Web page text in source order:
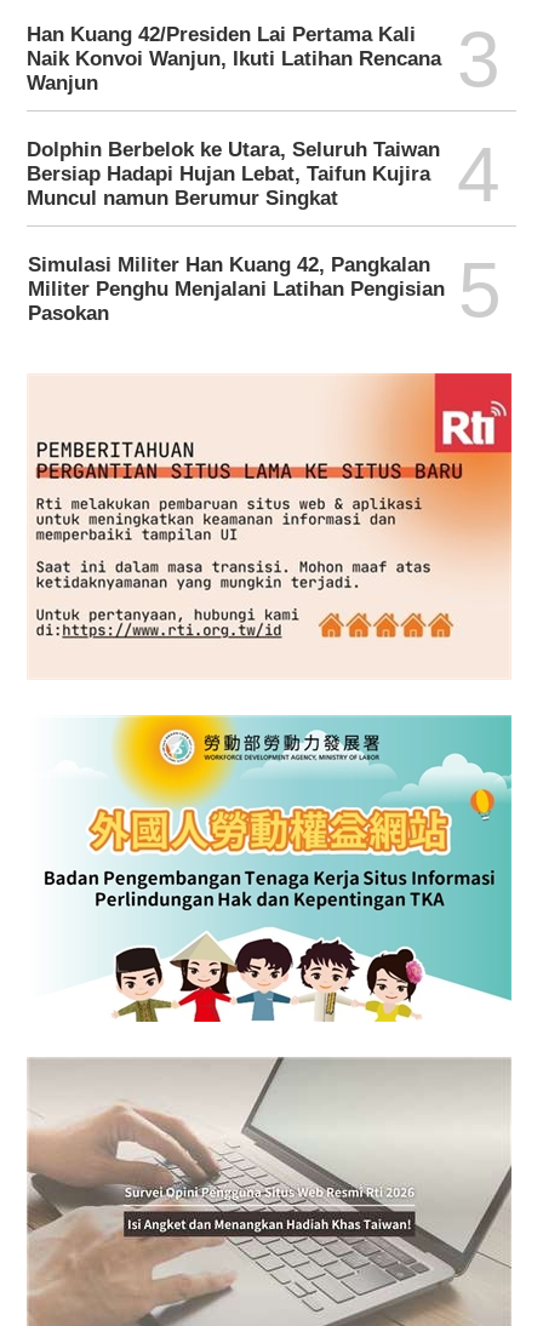
Han Kuang 42/Presiden Lai Pertama Kali
Naik Konvoi Wanjun, Ikuti Latihan Rencana
Wanjun
3
Dolphin Berbelok ke Utara, Seluruh Taiwan
Bersiap Hadapi Hujan Lebat, Taifun Kujira
Muncul namun Berumur Singkat
4
Simulasi Militer Han Kuang 42, Pangkalan
Militer Penghu Menjalani Latihan Pengisian
Pasokan
5